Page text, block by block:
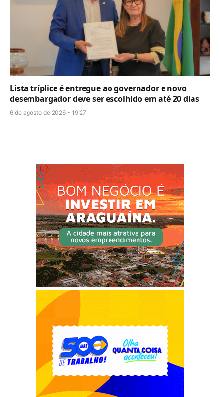
Lista tríplice é entregue ao governador e novo
desembargador deve ser escolhido em até 20 dias
6 de agosto de 2026 - 19:27